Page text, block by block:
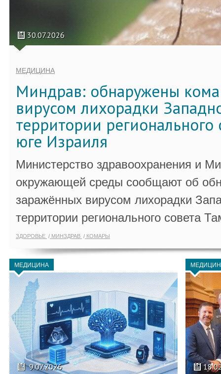
30.07.2026
МЕДИЦИНА
Миндрав: обнаружены
вирусом лихорадки
территории регионального
юге Израиля
Министерство здравоохранения и
окружающей среды сообщают об
заражённых вирусом лихорадки
территории регионального совета
ЗДОРОВЬЕ МИНЗДРАВ КОМАРЫ
МЕДИЦИНА
9.07.2026